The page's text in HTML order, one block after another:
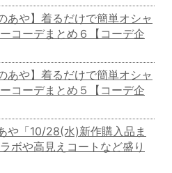
あや】着るだけで簡単オシャ
コーデまとめ６【コーデ企
あや】着るだけで簡単オシャ
コーデまとめ５【コーデ企
や「10/28(水)新作購入品ま
ボや高見えコートなど盛り